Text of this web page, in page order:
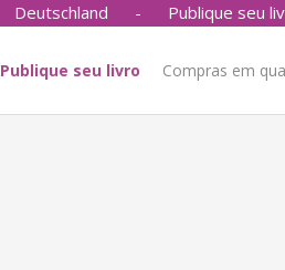
Deutschland - Publique seu
Publique seu livro Compras em